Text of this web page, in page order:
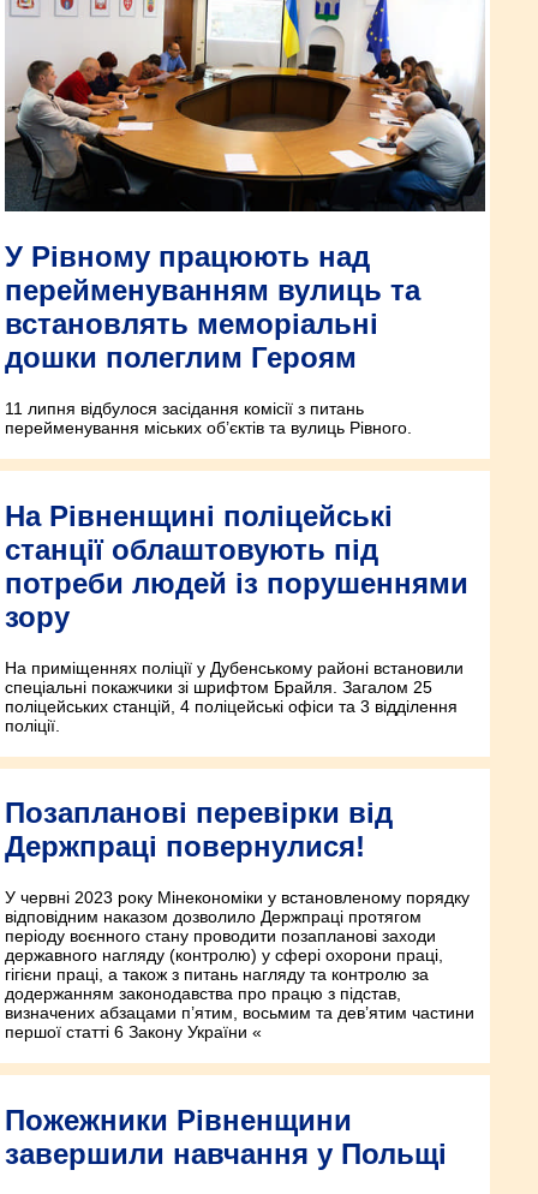
У Рівному працюють над
перейменуванням вулиць та
встановлять меморіальні
дошки полеглим Героям
11 липня відбулося засідання комісії з питань
перейменування міських об’єктів та вулиць Рівного.
На Рівненщині поліцейські
станції облаштовують під
потреби людей із порушеннями
зору
На приміщеннях поліції у Дубенському районі встановили
спеціальні покажчики зі шрифтом Брайля. Загалом 25
поліцейських станцій, 4 поліцейські офіси та 3 відділення
поліції.
Позапланові перевірки від
Держпраці повернулися!
У червні 2023 року Мінекономіки у встановленому порядку
відповідним наказом дозволило Держпраці протягом
періоду воєнного стану проводити позапланові заходи
державного нагляду (контролю) у сфері охорони праці,
гігієни праці, а також з питань нагляду та контролю за
додержанням законодавства про працю з підстав,
визначених абзацами п’ятим, восьмим та дев’ятим частини
першої статті 6 Закону України «
Пожежники Рівненщини
завершили навчання у Польщі